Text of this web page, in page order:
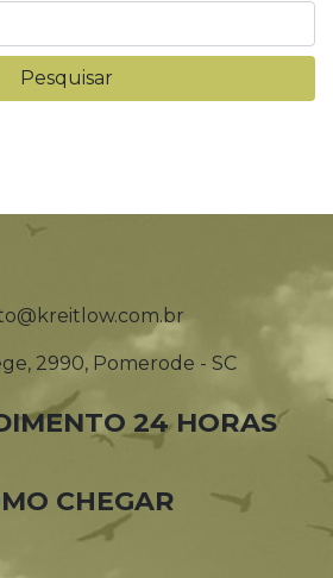
2990, Pomerode - SC
24 HORAS
CHEGAR